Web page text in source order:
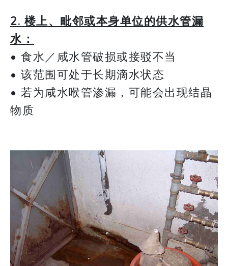
2. 楼上、毗邻或本身单位的供水管漏
水：
• 食水／咸水管破损或接驳不当
• 该范围可处于长期滴水状态
• 若为咸水喉管渗漏，可能会出现结晶
物质